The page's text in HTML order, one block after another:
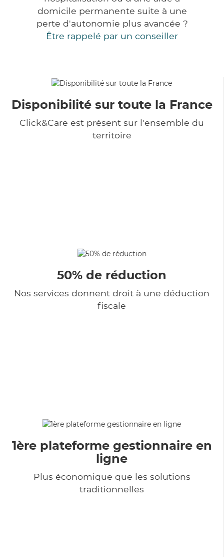
domicile permanente suite à une
perte d'autonomie plus avancée ?
Être rappelé par un conseiller
Disponibilité sur toute la France
Click&Care est présent sur l'ensemble du
territoire
50% de réduction
Nos services donnent droit à une déduction
fiscale
1ère plateforme gestionnaire en
ligne
Plus économique que les solutions
traditionnelles